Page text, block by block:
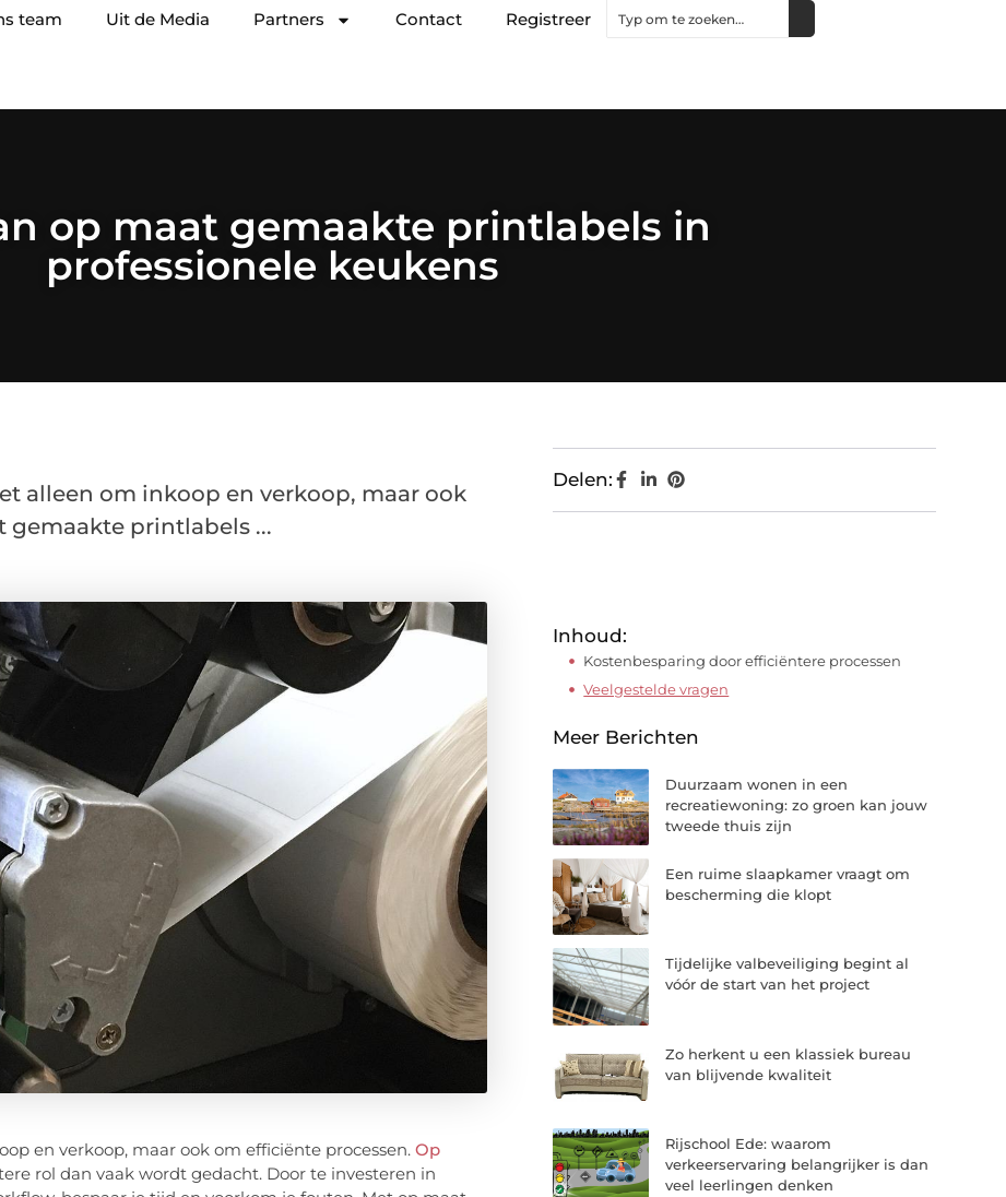
team Uit de Media Partners Contact Registreer
op maat gemaakte printlabels in
professionele keukens
alleen om inkoop en verkoop, maar ook
gemaakte printlabels ...
en verkoop, maar ook om efficiënte processen. Op
rol dan vaak wordt gedacht. Door te investeren in
Delen:
Inhoud:
Kostenbesparing door efficiëntere processen
Veelgestelde vragen
Meer Berichten
Duurzaam wonen in een
recreatiewoning: zo groen kan jouw
tweede thuis zijn
Een ruime slaapkamer vraagt om
bescherming die klopt
Tijdelijke valbeveiliging begint al
vóór de start van het project
Zo herkent u een klassiek bureau
van blijvende kwaliteit
Rijschool Ede: waarom
verkeerservaring belangrijker is dan
veel leerlingen denken